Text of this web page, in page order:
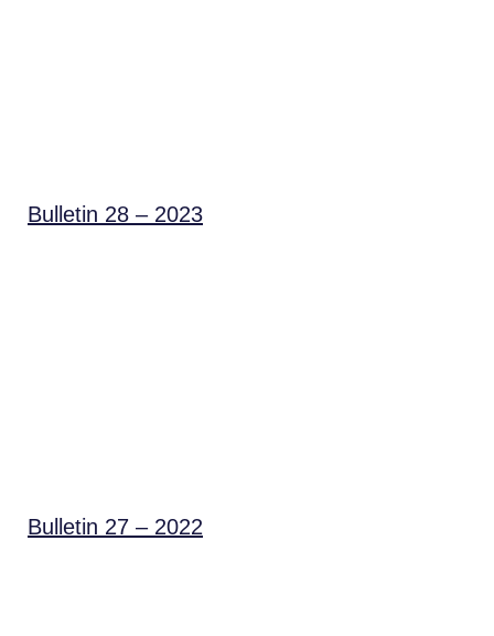
Bulletin 28 – 2023
Bulletin 27 – 2022